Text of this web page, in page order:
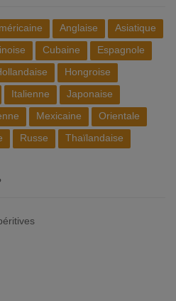
Anglaise
Asiatique
Cubaine
Espagnole
Hongroise
Italienne
Japonaise
Mexicaine
Orientale
Russe Thaïlandaise